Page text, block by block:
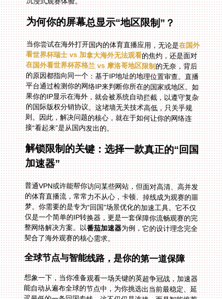
为何你的屏幕总显示“地区限制”？
当你尝试在海外打开国内的体育直播应用，无论是在国外
看世界杯瑞士 vs 加拿大海外无法观看的焦灼，还是面对
在国外看世界杯苏格兰 vs 摩洛哥地区限制的无奈，背后
的原因都指向同一个：基于IP地址的地理位置审查。直播
平台通过检测你的网络IP来判断你所在的国家或地区。如
果你的IP显示在海外，就会被系统自动拦截，以遵守复杂
的国际版权分销协议。这堵墙无关技术高低，只关乎规
则。因此，解决问题的核心，就在于如何让你的网络连
接“看起来”是从国内发出的。
解锁限制的关键：选择一款真正的“回国
加速器”
普通VPN或许能帮你访问某些网站，但面对高清、高并发
的体育直播流，常常力不从心，卡顿、掉线成为观赛的噩
梦。你需要的是专为“回国”场景优化的加速工具。它不仅
仅是一个简单的IP转换器，更是一套保障你流畅观赛的完
整网络解决方案。以番茄加速器为例，它的设计理念完全
契合了海外观赛的核心需求。
全球节点与智能线路，是你的第一道保障
想象一下，当你准备观看一场关键的英超争冠战，加速器
能自动从遍布全球的节点中，为你挑选出当前最稳定、延
迟最低的一条回国专线。这不仅仅是连接，而是智能推荐
最优路径。它将复杂的网络路由选择自动化，确保你的观
看请求能以最快速度抵达国内的直播服务器，从源头上减